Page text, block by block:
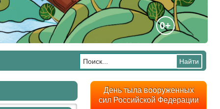
0+
День тыла вооруженных
сил Российской Федерации